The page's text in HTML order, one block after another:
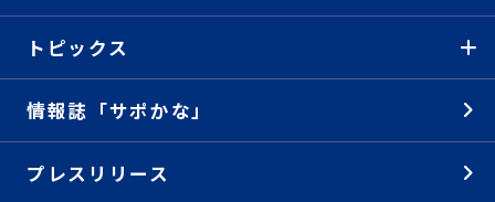
トピックス
情報誌「サポかな」
プレスリリース